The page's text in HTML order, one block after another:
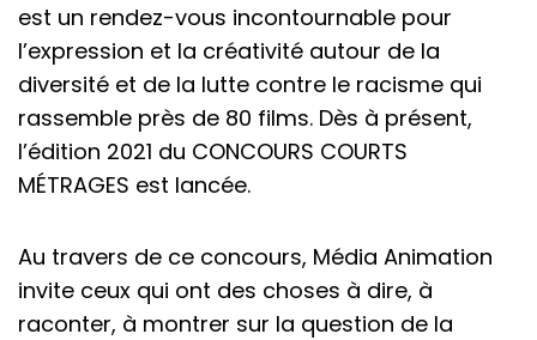
est un rendez-vous incontournable pour
l’expression et la créativité autour de la
diversité et de la lutte contre le racisme qui
rassemble près de 80 films. Dès à présent,
l’édition 2021 du CONCOURS COURTS
MÉTRAGES est lancée.
Au travers de ce concours, Média Animation
invite ceux qui ont des choses à dire, à
raconter, à montrer sur la question de la